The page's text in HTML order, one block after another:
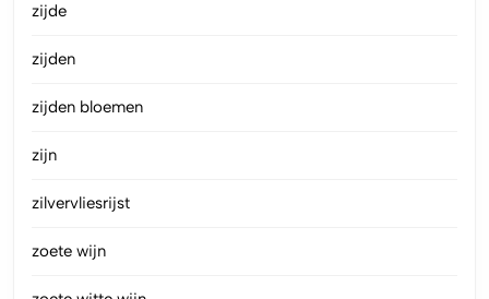
zijde
zijden
zijden bloemen
zijn
zilvervliesrijst
zoete wijn